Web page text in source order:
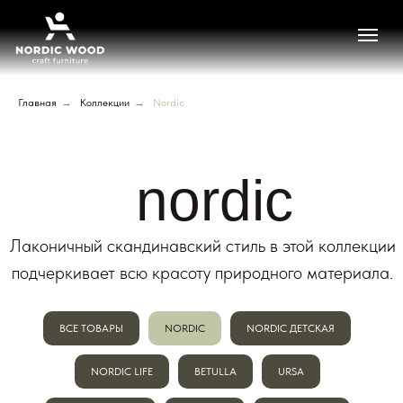
Главная → Коллекции → Nordic
Лаконичный скандинавский стиль в этой коллекции
подчеркивает всю красоту природного материала.
ВСЕ ТОВАРЫ NORDIC NORDIC ДЕТСКАЯ
NORDIC LIFE BETULLA URSA